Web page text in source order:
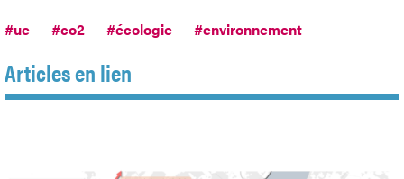
#ue #co2 #écologie #environnement
Articles en lien